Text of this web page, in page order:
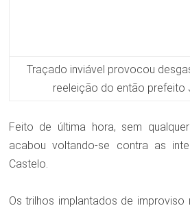
Traçado inviável provocou
reeleição do então prefeito
Feito de última hora, sem
acabou voltando-se contra as
Castelo.
Os trilhos implantados de